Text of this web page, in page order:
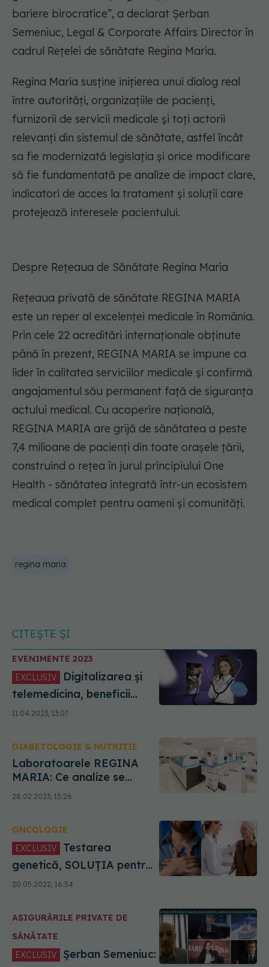
bariere birocratice”, a declarat Șerban
Semeniuc, Legal & Corporate Affairs Director în
cadrul Rețelei de sănătate Regina Maria.
Regina Maria susține inițierea unui dialog real
între autorități, organizațiile de pacienți,
furnizorii de servicii medicale și toți actorii
relevanți din sistemul de sănătate, astfel încât
sa fie modernizată legislația și orice modificare
să fie fundamentată pe analize de impact clare,
indicatori de acces la tratament și soluții care
protejează interesele pacientului.
Despre Rețeaua de Sănătate Regina Maria
Rețeaua privată de sănătate REGINA MARIA
este un reper al excelenței medicale în România.
Prin cele 22 acreditări internaționale obținute
până în prezent, REGINA MARIA se impune ca
lider în calitatea serviciilor medicale și confirmă
angajamentul său permanent față de siguranța
actului medical. Cu acoperire națională,
REGINA MARIA are grijă de sănătatea a peste
7,4 milioane de pacienți din toate orașele țării,
construind o rețea în jurul principiului One
Health - sănătatea integrată într-un ecosistem
medical complet pentru oameni și comunități.
regina maria
CITEȘTE ȘI
EVENIMENTE 2023
EXCLUSIV
telemedicina, beneficii
pentru pacient. Șerban
Semeniuc: Nu înlocuim
umană, ci îl ajutăm pe
medic să ia o decizie mai
bună și mai rapidă
11.04.2023, 13:07
DIABETOLOGIE & NUTRIȚIE
Laboratoarele REGINA
MARIA: Ce analize se
recomandă
pacienților bariatrici
28.02.2023, 15:26
ONCOLOGIE
EXCLUSIV
genetică, SOLUȚIA pentru
învingerea cancerului.
Cătană: 30% din cancere
15% ereditare. Nu există
boli, ci bolnavi!
20.05.2022, 16:54
ASIGURĂRILE PRIVATE DE
SĂNĂTATE
EXCLUSIV